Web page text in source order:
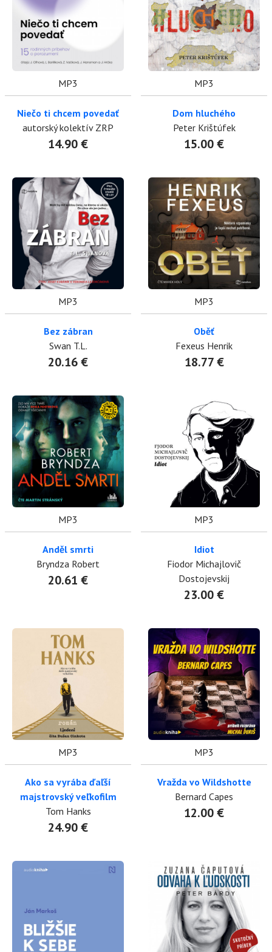
MP3
Niečo ti chcem povedať
autorský kolektív ZRP
14.90 €
MP3
Dom hluchého
Peter Krištúfek
15.00 €
MP3
Bez zábran
Swan T.L.
20.16 €
MP3
Oběť
Fexeus Henrik
18.77 €
MP3
Anděl smrti
Bryndza Robert
20.61 €
MP3
Idiot
Fiodor Michajlovič
Dostojevskij
23.00 €
MP3
Ako sa vyrába ďaľší
majstrovský veľkofilm
Tom Hanks
24.90 €
MP3
Vražda vo Wildshotte
Bernard Capes
12.00 €